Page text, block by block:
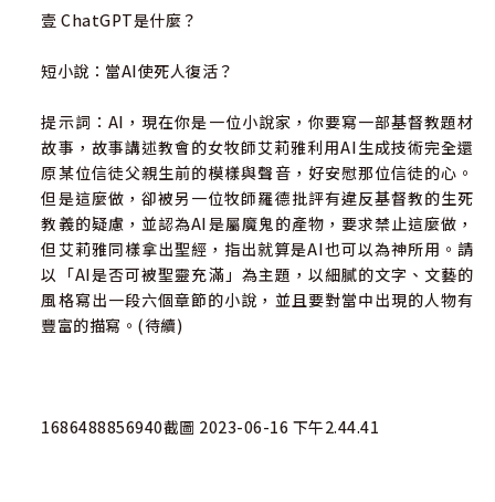
本章注釋
伍 從救贖論看ChatGPT
第四幕：碰撞
AI有待持續改善，但幅度取決於人類自己
壹 ChatGPT是什麼？
短小說：當AI使死人復活？
提示詞：AI，現在你是一位小說家，你要寫一部基督教題材
故事，故事講述教會的女牧師艾莉雅利用AI生成技術完全還
原某位信徒父親生前的模樣與聲音，好安慰那位信徒的心。
但是這麼做，卻被另一位牧師羅德批評有違反基督教的生死
教義的疑慮，並認為AI是屬魔鬼的產物，要求禁止這麼做，
但艾莉雅同樣拿出聖經，指出就算是AI也可以為神所用。請
以「AI是否可被聖靈充滿」為主題，以細膩的文字、文藝的
風格寫出一段六個章節的小說，並且要對當中出現的人物有
豐富的描寫。(待續)
1686488856940截圖 2023-06-16 下午2.44.41